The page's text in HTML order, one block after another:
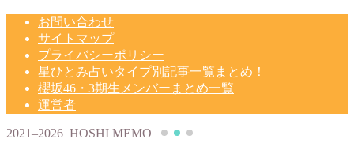
お問い合わせ
サイトマップ
プライバシーポリシー
星ひとみ占いタイプ別記事一覧まとめ！
櫻坂46・3期生メンバーまとめ一覧
運営者
2021–2026 HOSHI MEMO